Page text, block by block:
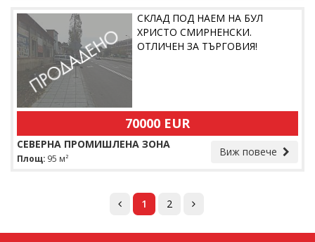
СКЛАД ПОД НАЕМ НА БУЛ
ХРИСТО СМИРНЕНСКИ.
ОТЛИЧЕН ЗА ТЪРГОВИЯ!
70000 EUR
Виж повече
СЕВЕРНА ПРОМИШЛЕНА ЗОНА
Площ: 95 м²
1 2